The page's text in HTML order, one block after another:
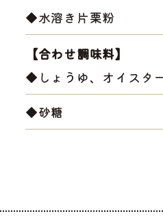
◆水溶き片栗粉
【合わせ調味料】
◆しょうゆ、オイスタ
◆砂糖